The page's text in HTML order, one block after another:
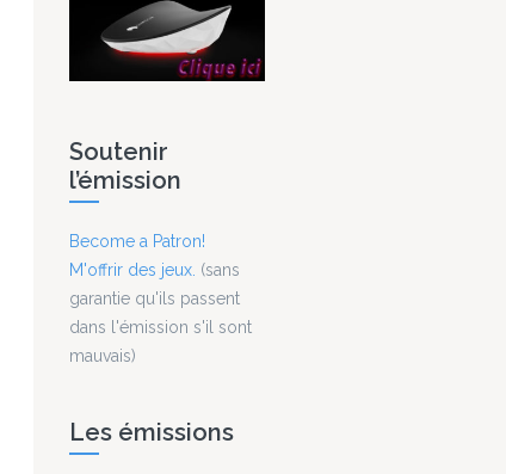
Soutenir
l’émission
Become a Patron!
M'offrir des jeux. (sans
garantie qu'ils passent
dans l'émission s'il sont
mauvais)
Les émissions